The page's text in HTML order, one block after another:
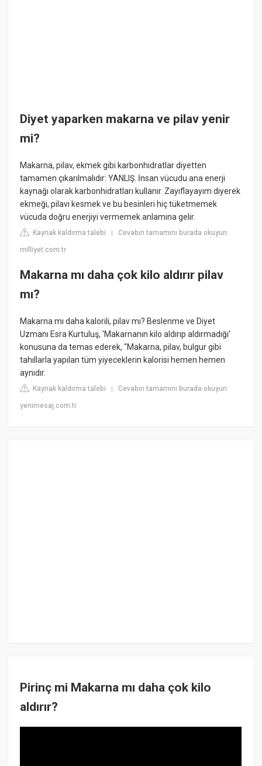
Diyet yaparken makarna ve pilav yenir
mi?
Makarna, pilav, ekmek gibi karbonhidratlar diyetten
tamamen çıkarılmalıdır: YANLIŞ. İnsan vücudu ana enerji
kaynağı olarak karbonhidratları kullanır. Zayıflayayım diyerek
ekmeği, pilavı kesmek ve bu besinleri hiç tüketmemek
vücuda doğru enerjiyi vermemek anlamına gelir.
Kaynak kaldırma talebi |Cevabın tamamını burada okuyun:
milliyet.com.tr
Makarna mı daha çok kilo aldırır pilav
mı?
Makarna mı daha kalorili, pilav mı? Beslenme ve Diyet
Uzmanı Esra Kurtuluş, 'Makarnanın kilo aldırıp aldırmadığı'
konusuna da temas ederek, "Makarna, pilav, bulgur gibi
tahıllarla yapılan tüm yiyeceklerin kalorisi hemen hemen
aynıdır.
Kaynak kaldırma talebi |Cevabın tamamını burada okuyun:
yenimesaj.com.tr
Pirinç mi Makarna mı daha çok kilo
aldırır?